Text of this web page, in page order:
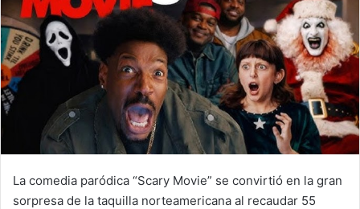
La comedia paródica “Scary Movie” se convirtió en la gran
sorpresa de la taquilla norteamericana al recaudar 55